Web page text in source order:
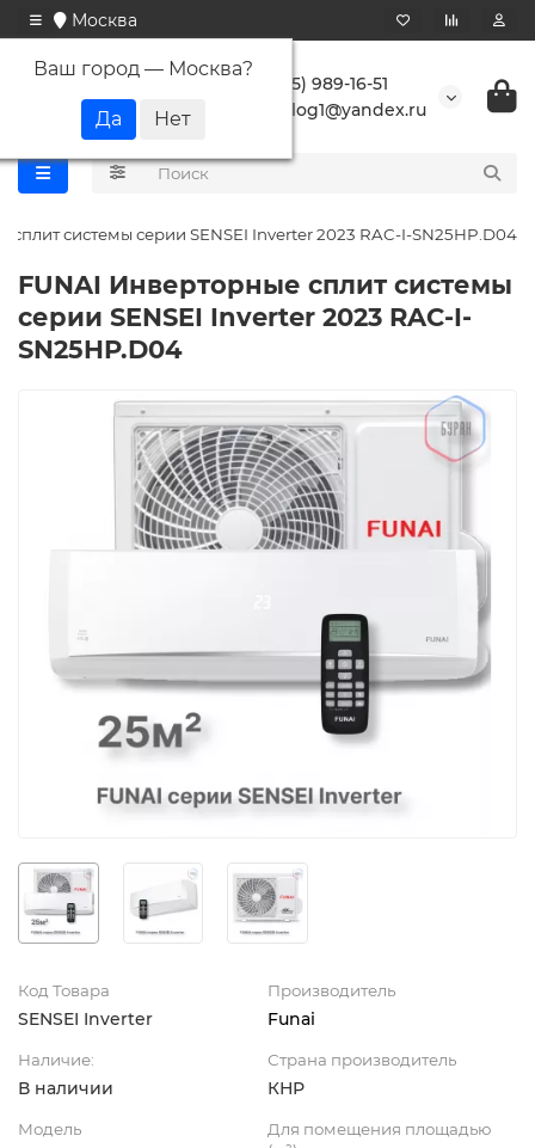
Москва
Ваш город — Москва?
+7 (495) 989-16-51
buranlog1@yandex.ru
сплит системы серии SENSEI Inverter 2023 RAC-I-SN25HP.D04
FUNAI Инверторные сплит системы
серии SENSEI Inverter 2023 RAC-I-
SN25HP.D04
Код Товара
SENSEI Inverter
Производитель
Funai
Наличие:
В наличии
Страна производитель
КНР
Модель
Для помещения площадью